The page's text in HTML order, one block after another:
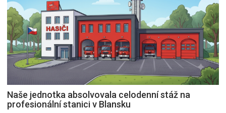
Naše jednotka absolvovala celodenní stáž na
profesionální stanici v Blansku